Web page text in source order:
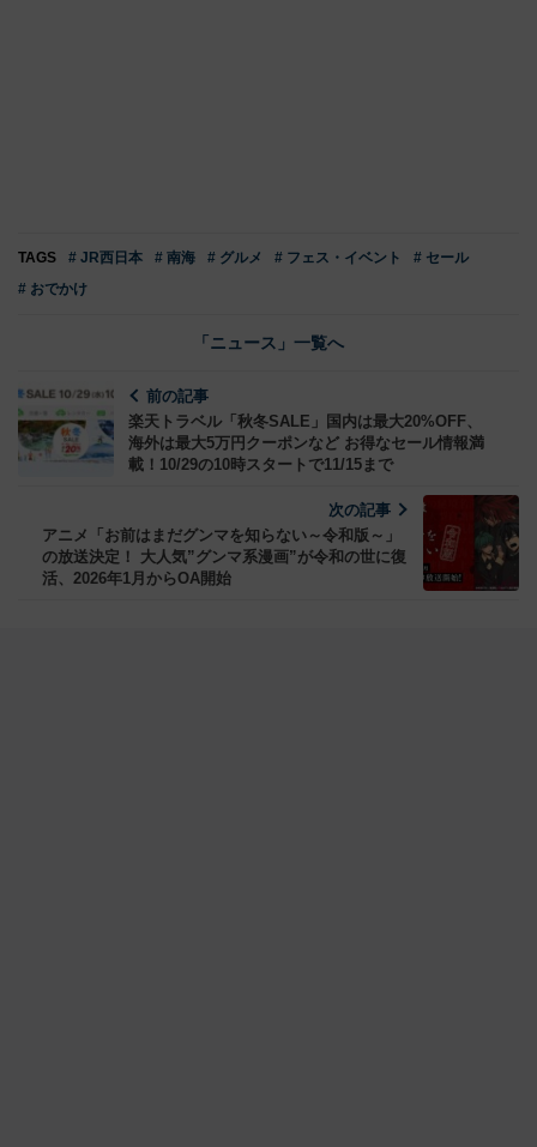
TAGS # JR西日本 # 南海 # グルメ # フェス・イベント
# セール
# おでかけ
「ニュース」一覧へ
前の記事
楽天トラベル「秋冬SALE」国内は最大20%OFF、
海外は最大5万円クーポンなど お得なセール情報満
載！10/29の10時スタートで11/15まで
次の記事
アニメ「お前はまだグンマを知らない～令和版～」
の放送決定！ 大人気”グンマ系漫画”が令和の世に復
活、2026年1月からOA開始